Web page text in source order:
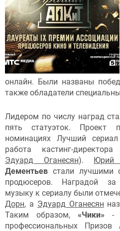
онлайн. Были названы
также обладатели
Лидером по числу наград
пять статуэток. Проект
номинациях Лучший
работа кастинг-
Эдуард Оганесян). Юрий
Дементьев стали лучшими
продюсеров. Наградой
музыку к сериалу были
Дорн, а Эдуард Оганесян
Таким образом, «Чики» -
профессиональных Призов